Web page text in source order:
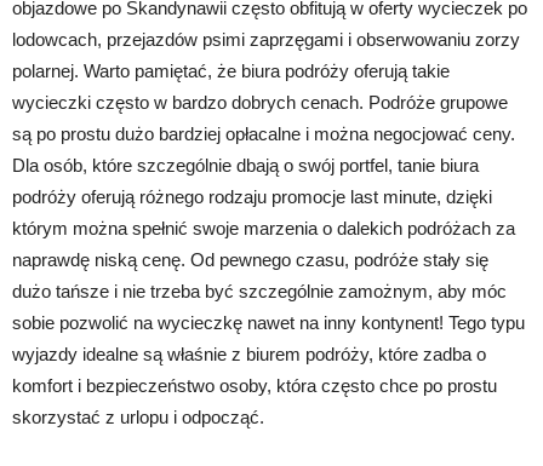
objazdowe po Skandynawii często obfitują w oferty wycieczek po
lodowcach, przejazdów psimi zaprzęgami i obserwowaniu zorzy
polarnej. Warto pamiętać, że biura podróży oferują takie
wycieczki często w bardzo dobrych cenach. Podróże grupowe
są po prostu dużo bardziej opłacalne i można negocjować ceny.
Dla osób, które szczególnie dbają o swój portfel, tanie biura
podróży oferują różnego rodzaju promocje last minute, dzięki
którym można spełnić swoje marzenia o dalekich podróżach za
naprawdę niską cenę. Od pewnego czasu, podróże stały się
dużo tańsze i nie trzeba być szczególnie zamożnym, aby móc
sobie pozwolić na wycieczkę nawet na inny kontynent! Tego typu
wyjazdy idealne są właśnie z biurem podróży, które zadba o
komfort i bezpieczeństwo osoby, która często chce po prostu
skorzystać z urlopu i odpocząć.